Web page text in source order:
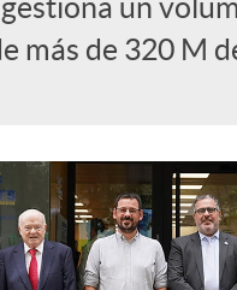
un
más de 320 M